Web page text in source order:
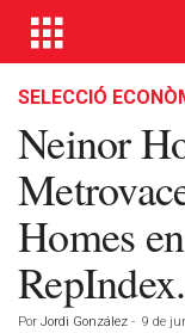
SELECCIÓ
Neinor
Homes
Por Jordi González - 9 de